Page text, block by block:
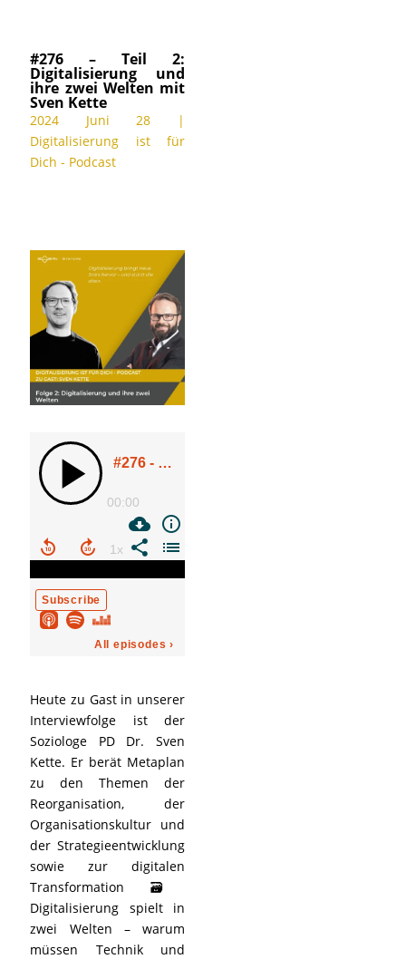
#276 – Teil 2:
Digitalisierung und
ihre zwei Welten mit
Sven Kette
2024 Juni 28 |
Digitalisierung ist für
Dich - Podcast
Heute zu Gast in unserer
Interviewfolge ist der
Soziologe PD Dr. Sven
Kette. Er berät Metaplan
zu den Themen der
Reorganisation, der
Organisationskultur und
der Strategieentwicklung
sowie zur digitalen
Transformation 🗃️
Digitalisierung spielt in
zwei Welten – warum
müssen Technik und